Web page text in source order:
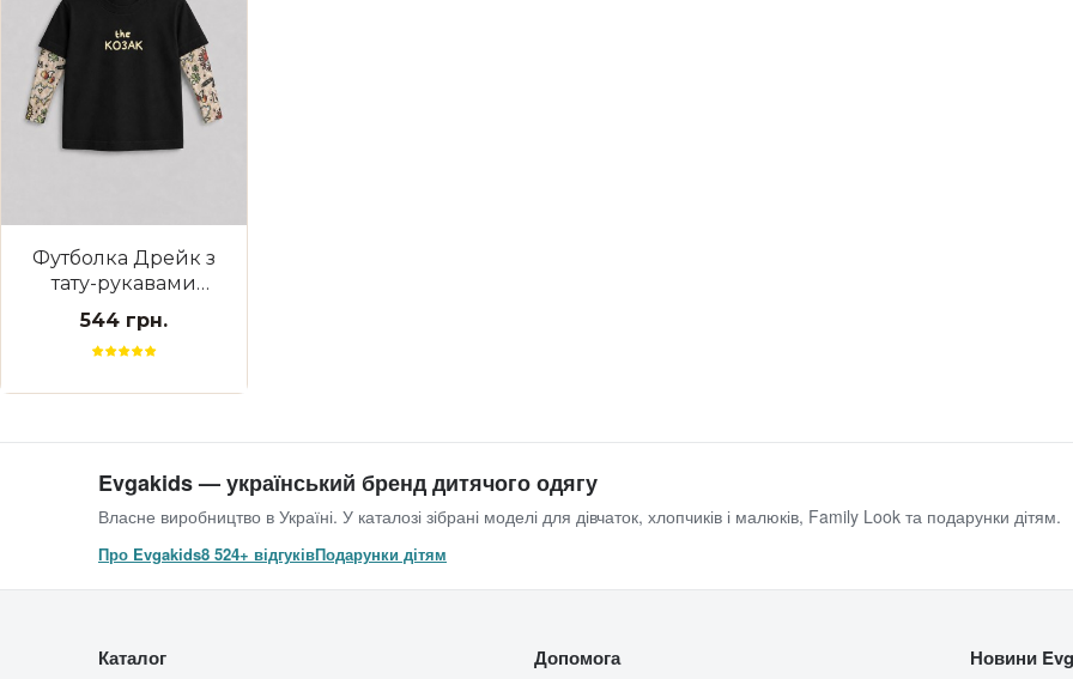
Футболка Дрейк з
тату-рукавами
Ukraine The козак
544 грн.
Evgakids — український бренд дитячого одягу
Власне виробництво в Україні. У каталозі зібрані моделі для дівчаток, хлопчиків і малюків, Family Look та подарунки дітям.
Про Evgakids8 524+ відгуківПодарунки дітям
Каталог Допомога Новини